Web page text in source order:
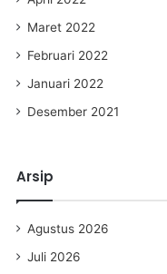
Maret 2022
Februari 2022
Januari 2022
Desember 2021
Arsip
Agustus 2026
Juli 2026